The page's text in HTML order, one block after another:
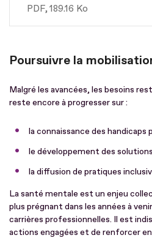
PDF 189.16 Ko
Poursuivre la
Malgré les avancées, les besoins
reste encore à progresser sur :
la connaissance des handicaps
le développement des
la diffusion de pratiques
La santé mentale est un enjeu
plus prégnant dans les années à
carrières professionnelles. Il est
actions engagées et de renforcer